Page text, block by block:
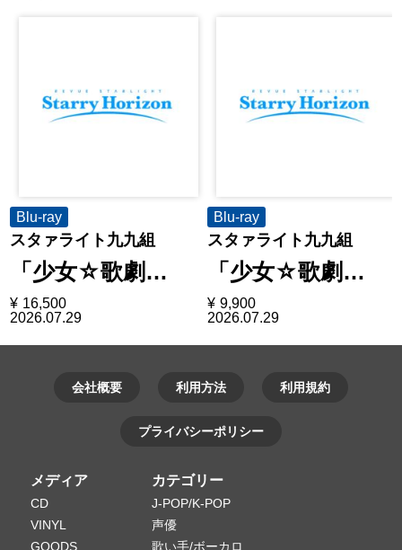
Blu-ray
スタァライト九九組
「少女☆歌劇…
¥ 16,500
2026.07.29
Blu-ray
スタァライト九九組
「少女☆歌劇…
¥ 9,900
2026.07.29
会社概要 利用方法 利用規約
プライバシーポリシー
メディア
CD
VINYL
GOODS
カテゴリー
J-POP/K-POP
声優
歌い手/ボーカロ